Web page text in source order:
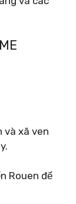
và xã ven
Rouen để